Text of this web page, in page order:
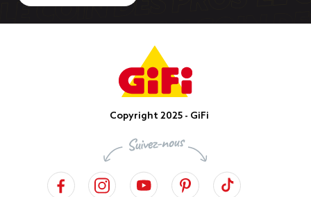
Copyright 2025 - GiFi